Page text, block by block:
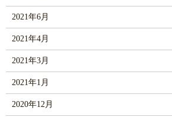
2021年6月
2021年4月
2021年3月
2021年1月
2020年12月